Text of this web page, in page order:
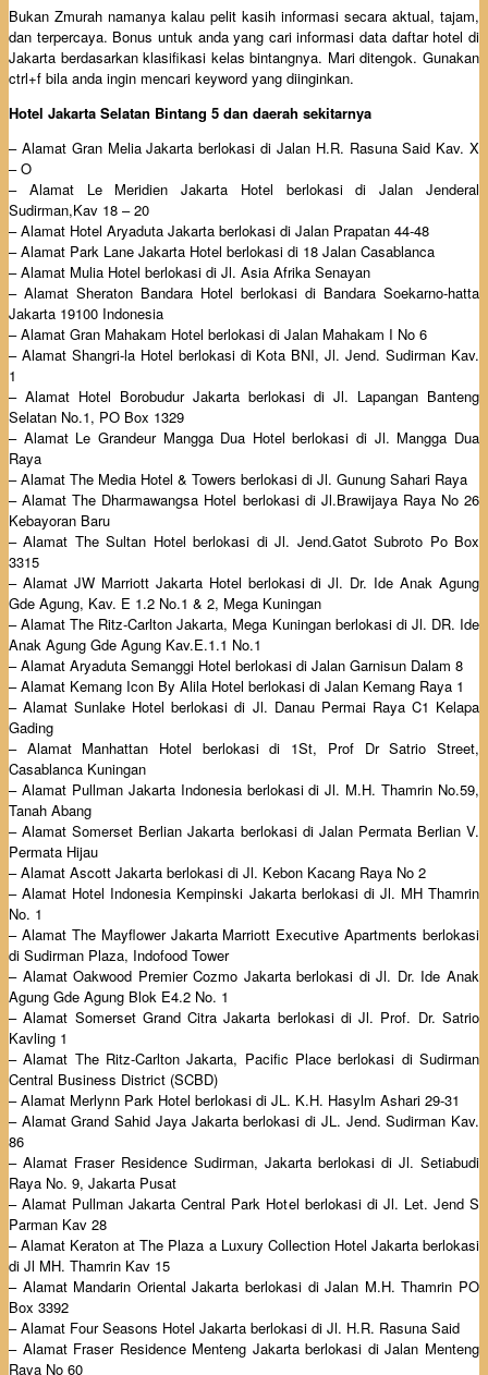
Bukan Zmurah namanya kalau pelit kasih informasi secara aktual, tajam,
dan terpercaya. Bonus untuk anda yang cari informasi data daftar hotel di
Jakarta berdasarkan klasifikasi kelas bintangnya. Mari ditengok. Gunakan
ctrl+f bila anda ingin mencari keyword yang diinginkan.
Hotel Jakarta Selatan Bintang 5 dan daerah sekitarnya
– Alamat Gran Melia Jakarta berlokasi di Jalan H.R. Rasuna Said Kav. X
– O
– Alamat Le Meridien Jakarta Hotel berlokasi di Jalan Jenderal
Sudirman,Kav 18 – 20
– Alamat Hotel Aryaduta Jakarta berlokasi di Jalan Prapatan 44-48
– Alamat Park Lane Jakarta Hotel berlokasi di 18 Jalan Casablanca
– Alamat Mulia Hotel berlokasi di Jl. Asia Afrika Senayan
– Alamat Sheraton Bandara Hotel berlokasi di Bandara Soekarno-hatta
Jakarta 19100 Indonesia
– Alamat Gran Mahakam Hotel berlokasi di Jalan Mahakam I No 6
– Alamat Shangri-la Hotel berlokasi di Kota BNI, Jl. Jend. Sudirman Kav.
1
– Alamat Hotel Borobudur Jakarta berlokasi di Jl. Lapangan Banteng
Selatan No.1, PO Box 1329
– Alamat Le Grandeur Mangga Dua Hotel berlokasi di Jl. Mangga Dua
Raya
– Alamat The Media Hotel & Towers berlokasi di Jl. Gunung Sahari Raya
– Alamat The Dharmawangsa Hotel berlokasi di Jl.Brawijaya Raya No 26
Kebayoran Baru
– Alamat The Sultan Hotel berlokasi di Jl. Jend.Gatot Subroto Po Box
3315
– Alamat JW Marriott Jakarta Hotel berlokasi di Jl. Dr. Ide Anak Agung
Gde Agung, Kav. E 1.2 No.1 & 2, Mega Kuningan
– Alamat The Ritz-Carlton Jakarta, Mega Kuningan berlokasi di Jl. DR. Ide
Anak Agung Gde Agung Kav.E.1.1 No.1
– Alamat Aryaduta Semanggi Hotel berlokasi di Jalan Garnisun Dalam 8
– Alamat Kemang Icon By Alila Hotel berlokasi di Jalan Kemang Raya 1
– Alamat Sunlake Hotel berlokasi di Jl. Danau Permai Raya C1 Kelapa
Gading
– Alamat Manhattan Hotel berlokasi di 1St, Prof Dr Satrio Street,
Casablanca Kuningan
– Alamat Pullman Jakarta Indonesia berlokasi di Jl. M.H. Thamrin No.59,
Tanah Abang
– Alamat Somerset Berlian Jakarta berlokasi di Jalan Permata Berlian V.
Permata Hijau
– Alamat Ascott Jakarta berlokasi di Jl. Kebon Kacang Raya No 2
– Alamat Hotel Indonesia Kempinski Jakarta berlokasi di Jl. MH Thamrin
No. 1
– Alamat The Mayflower Jakarta Marriott Executive Apartments berlokasi
di Sudirman Plaza, Indofood Tower
– Alamat Oakwood Premier Cozmo Jakarta berlokasi di Jl. Dr. Ide Anak
Agung Gde Agung Blok E4.2 No. 1
– Alamat Somerset Grand Citra Jakarta berlokasi di Jl. Prof. Dr. Satrio
Kavling 1
– Alamat The Ritz-Carlton Jakarta, Pacific Place berlokasi di Sudirman
Central Business District (SCBD)
– Alamat Merlynn Park Hotel berlokasi di JL. K.H. Hasylm Ashari 29-31
– Alamat Grand Sahid Jaya Jakarta berlokasi di JL. Jend. Sudirman Kav.
86
– Alamat Fraser Residence Sudirman, Jakarta berlokasi di Jl. Setiabudi
Raya No. 9, Jakarta Pusat
– Alamat Pullman Jakarta Central Park Hotel berlokasi di Jl. Let. Jend S
Parman Kav 28
– Alamat Keraton at The Plaza a Luxury Collection Hotel Jakarta berlokasi
di Jl MH. Thamrin Kav 15
– Alamat Mandarin Oriental Jakarta berlokasi di Jalan M.H. Thamrin PO
Box 3392
– Alamat Four Seasons Hotel Jakarta berlokasi di Jl. H.R. Rasuna Said
– Alamat Fraser Residence Menteng Jakarta berlokasi di Jalan Menteng
Raya No 60